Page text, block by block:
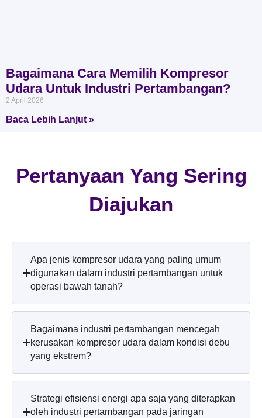
Bagaimana Cara Memilih Kompresor
Udara Untuk Industri Pertambangan?
2 April 2026
Baca Lebih Lanjut »
Pertanyaan Yang Sering
Diajukan
Apa jenis kompresor udara yang paling umum
digunakan dalam industri pertambangan untuk
operasi bawah tanah?
Bagaimana industri pertambangan mencegah
kerusakan kompresor udara dalam kondisi debu
yang ekstrem?
Strategi efisiensi energi apa saja yang diterapkan
oleh industri pertambangan pada jaringan